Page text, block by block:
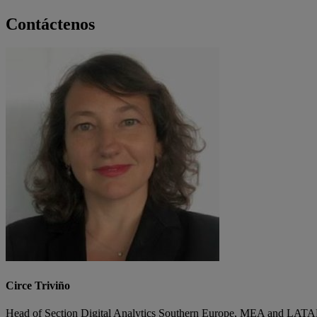
Contáctenos
Circe Triviño
Head of Section Digital Analytics Southern Europe, MEA and